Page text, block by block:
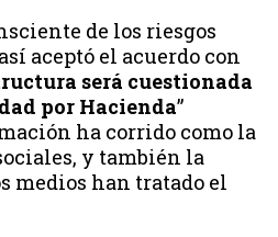
de los riesgos
aceptó el acuerdo con
será cuestionada
por Hacienda”
ha corrido como la
y también la
medios han tratado el